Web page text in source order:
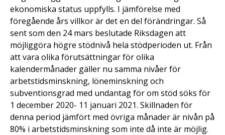
ekonomiska status uppfylls. I jämförelse med
föregående års villkor är det en del förändringar. Så
sent som den 24 mars beslutade Riksdagen att
möjliggöra högre stödnivå hela stödperioden ut. Från
att vara olika förutsättningar för olika
kalendermånader gäller nu samma nivåer för
arbetstidsminskning, löneminskning och
subventionsgrad med undantag för om stöd söks för
1 december 2020- 11 januari 2021. Skillnaden för
denna period jämfört med övriga månader är nivån på
80% i arbetstidsminskning som inte då inte är möjlig.